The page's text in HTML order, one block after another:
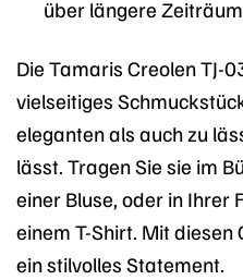
über längere
Die Tamaris Creolen TJ-
vielseitiges
eleganten als auch zu
lässt. Tragen Sie sie im
einer Bluse, oder in Ihrer
einem T-Shirt. Mit diesen
ein stilvolles Statement.